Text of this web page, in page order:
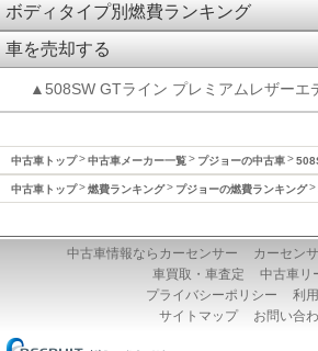
ボディタイプ別燃費ランキング
車を売却する
▲508SW GTライン プレミアムレザーエ
中古車トップ 中古車メーカー一覧 プジョーの中古車
中古車トップ 燃費ランキング プジョーの燃費ランキング
中古車情報ならカーセンサー
カーセン
車買取・車査定
中古車リ
プライバシーポリシー
利
サイトマップ
お問い合